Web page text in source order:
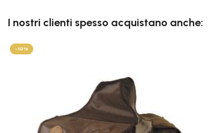
I nostri clienti spesso acquistano anche:
-10%